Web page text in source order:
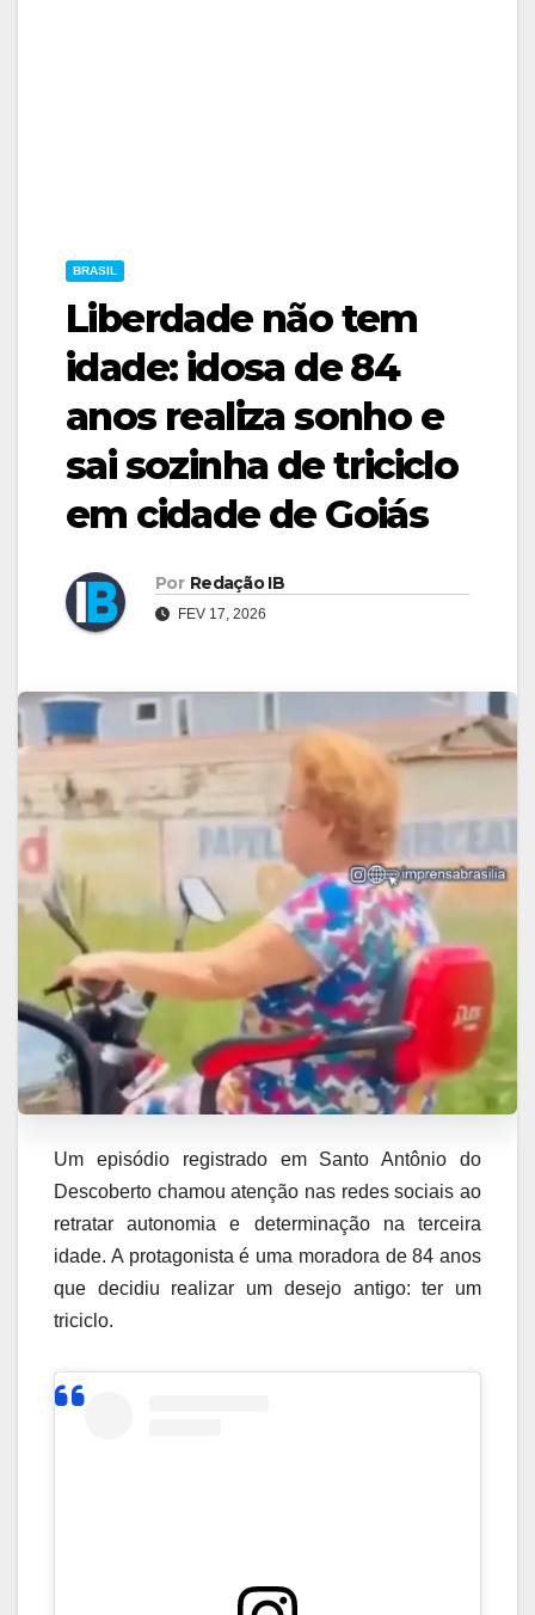
BRASIL
Liberdade não tem
idade: idosa de 84
anos realiza sonho e
sai sozinha de triciclo
em cidade de Goiás
Por Redação IB
FEV 17, 2026
Um episódio registrado em Santo Antônio do
Descoberto chamou atenção nas redes sociais ao
retratar autonomia e determinação na terceira
idade. A protagonista é uma moradora de 84 anos
que decidiu realizar um desejo antigo: ter um
triciclo.